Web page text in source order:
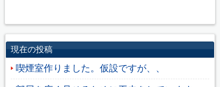
現在の投稿
喫煙室作りました。仮設ですが、、